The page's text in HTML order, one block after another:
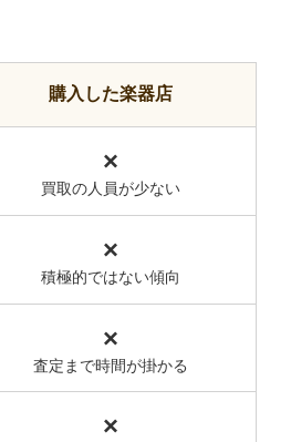
購入した楽器店
×
買取の人員が少ない
×
積極的ではない傾向
×
査定まで時間が掛かる
×